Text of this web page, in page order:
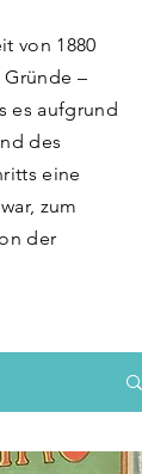
von 1880
Gründe –
es aufgrund
des
eine
zum
der